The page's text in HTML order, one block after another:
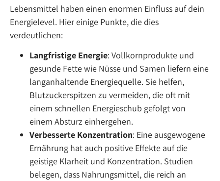
Lebensmittel haben einen enormen Einfluss auf dein
Energielevel. Hier einige Punkte, die dies
verdeutlichen:
Langfristige Energie: Vollkornprodukte und
gesunde Fette wie Nüsse und Samen liefern eine
langanhaltende Energiequelle. Sie helfen,
Blutzuckerspitzen zu vermeiden, die oft mit
einem schnellen Energieschub gefolgt von
einem Absturz einhergehen.
Verbesserte Konzentration: Eine ausgewogene
Ernährung hat auch positive Effekte auf die
geistige Klarheit und Konzentration. Studien
belegen, dass Nahrungsmittel, die reich an